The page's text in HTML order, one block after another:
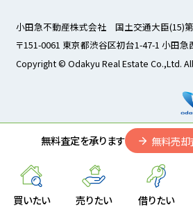
買いたい 売りたい 借りたい
無料査定を承ります 無料売却
小田急不動産株式会社 国土交通大臣(15)
〒151-0061 東京都渋谷区初台1-47-1 小田急
Copyright © Odakyu Real Estate Co.,Ltd.